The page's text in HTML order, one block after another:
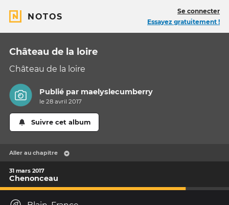
NOTOS
Se connecter
Essayez gratuitement !
Château de la loire
Château de la loire
Publié par maelyslecumberry
le 28 avril 2017
Suivre cet album
Aller au chapitre
31 mars 2017
Chenonceau